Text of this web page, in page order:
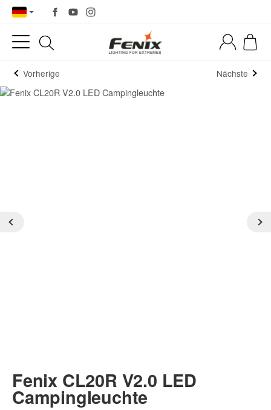
Vorherige Nächste
Fenix CL20R V2.0 LED
Campingleuchte